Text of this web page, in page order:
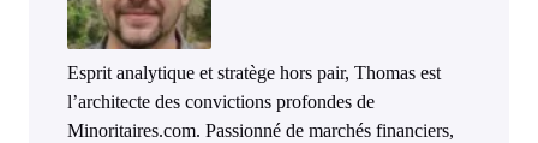
Esprit analytique et stratège hors pair, Thomas est
l’architecte des convictions profondes de
Minoritaires.com. Passionné de marchés financiers,